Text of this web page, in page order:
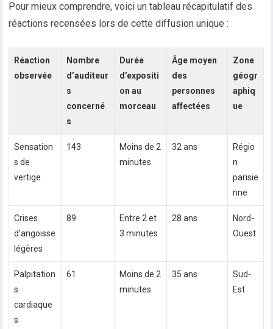
Pour mieux comprendre, voici un tableau récapitulatif des
réactions recensées lors de cette diffusion unique :
Réaction
observée
Nombre
d’auditeur
s
concerné
s
Durée
d’expositi
on au
morceau
Âge moyen
des
personnes
affectées
Zone
géogr
aphiq
ue
Sensation
s de
vertige
143
Moins de 2
minutes
32 ans
Régio
n
parisie
nne
Crises
d’angoisse
légères
89
Entre 2 et
3 minutes
28 ans
Nord-
Ouest
Palpitation
s
cardiaque
s
61
Moins de 2
minutes
35 ans
Sud-
Est